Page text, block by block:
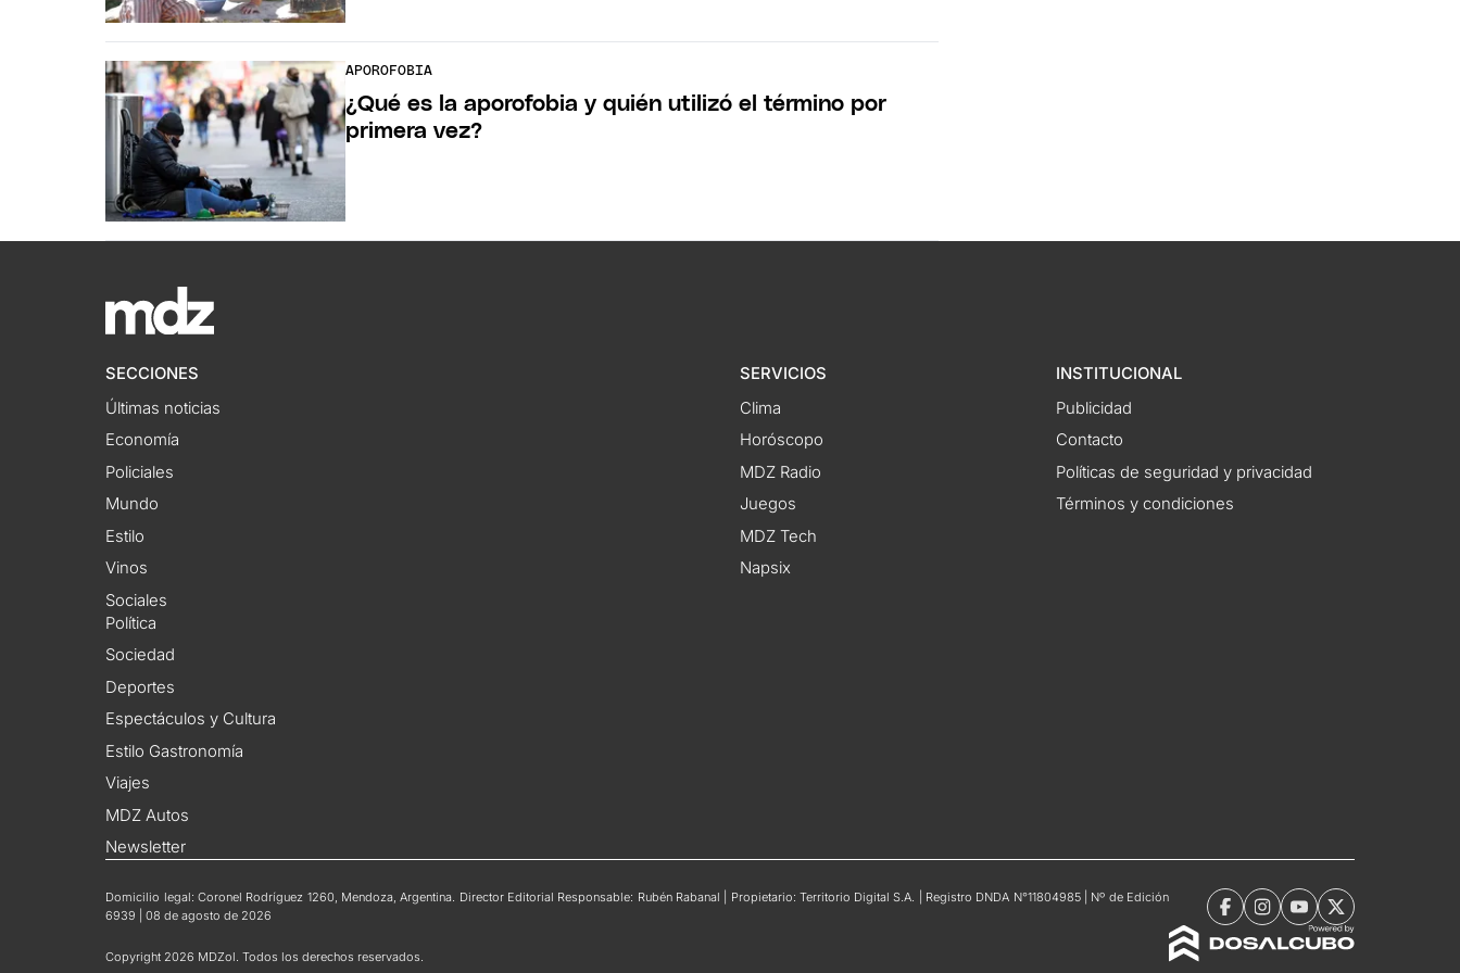
APOROFOBIA
¿Qué es la aporofobia y quién utilizó el término por
primera vez?
SECCIONES
Últimas noticias
Economía
Policiales
Mundo
Estilo
Vinos
Sociales
Política
Sociedad
Deportes
Espectáculos y Cultura
Estilo Gastronomía
Viajes
MDZ Autos
Newsletter
SERVICIOS
Clima
Horóscopo
MDZ Radio
Juegos
MDZ Tech
Napsix
INSTITUCIONAL
Publicidad
Contacto
Políticas de seguridad y privacidad
Términos y condiciones
Domicilio legal: Coronel Rodríguez 1260, Mendoza, Argentina. Director Editorial Responsable: Rubén Rabanal | Propietario: Territorio Digital S.A. | Registro DNDA N°11804985 | Nº de Edición
6939 | 08 de agosto de 2026
Copyright 2026 MDZol. Todos los derechos reservados.